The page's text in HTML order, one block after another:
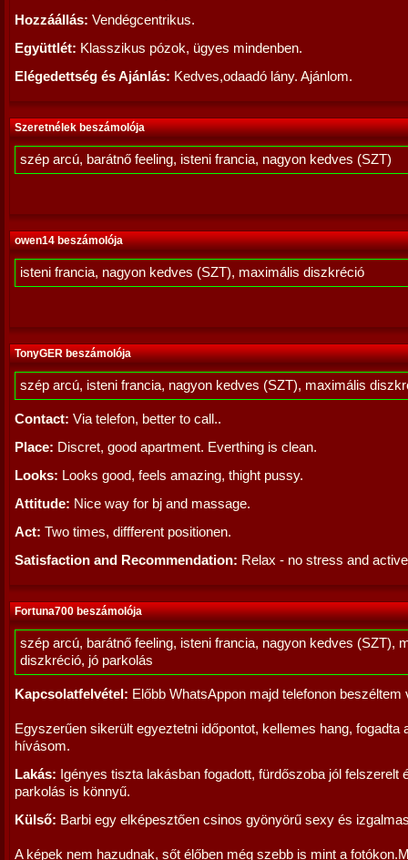
Hozzáállás: Vendégcentrikus.
Együttlét: Klasszikus pózok, ügyes mindenben.
Elégedettség és Ajánlás: Kedves,odaadó lány. Ajánlom.
Szeretnélek beszámolója
szép arcú, barátnő feeling, isteni francia, nagyon kedves (SZT)
owen14 beszámolója
isteni francia, nagyon kedves (SZT), maximális diszkréció
TonyGER beszámolója
szép arcú, isteni francia, nagyon kedves (SZT), maximális
Contact: Via telefon, better to call..
Place: Discret, good apartment. Everthing is clean.
Looks: Looks good, feels amazing, thight pussy.
Attitude: Nice way for bj and massage.
Act: Two times, diffferent positionen.
Satisfaction and Recommendation: Relax - no stress and
Fortuna700 beszámolója
szép arcú, barátnő feeling, isteni francia, nagyon kedves (SZT),
diszkréció, jó parkolás
Kapcsolatfelvétel: Előbb WhatsAppon majd telefonon beszéltem
Egyszerűen sikerült egyeztetni időpontot, kellemes hang, fogadta
hívásom.
Lakás: Igényes tiszta lakásban fogadott, fürdőszoba jól felszerelt
parkolás is könnyű.
Külső: Barbi egy elképesztően csinos gyönyörű sexy és
A képek nem hazudnak, sőt élőben még szebb is mint a